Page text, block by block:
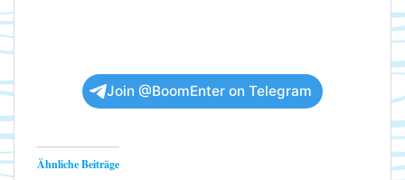
Join @BoomEnter on Telegram
Ähnliche Beiträge